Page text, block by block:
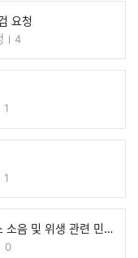
요청
4
1
1
위생 관련 민원입니다.
0